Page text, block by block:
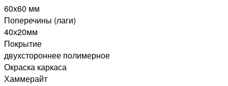
60x60 мм
Поперечины (лаги)
40х20мм
Покрытие
двухстороннее полимерное
Окраска каркаса
Хаммерайт